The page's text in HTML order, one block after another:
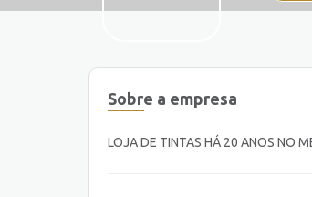
Sobre a empresa
LOJA DE TINTAS HÁ 20 ANOS NO